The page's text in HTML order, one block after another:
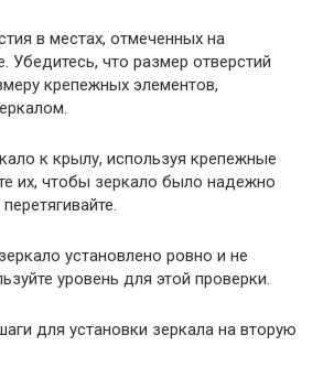
в местах, отмеченных на
что размер отверстий
крепежных элементов,
к крылу, используя крепежные
их, чтобы зеркало было надежно
установлено ровно и не
уровень для этой проверки.
для установки зеркала на вторую